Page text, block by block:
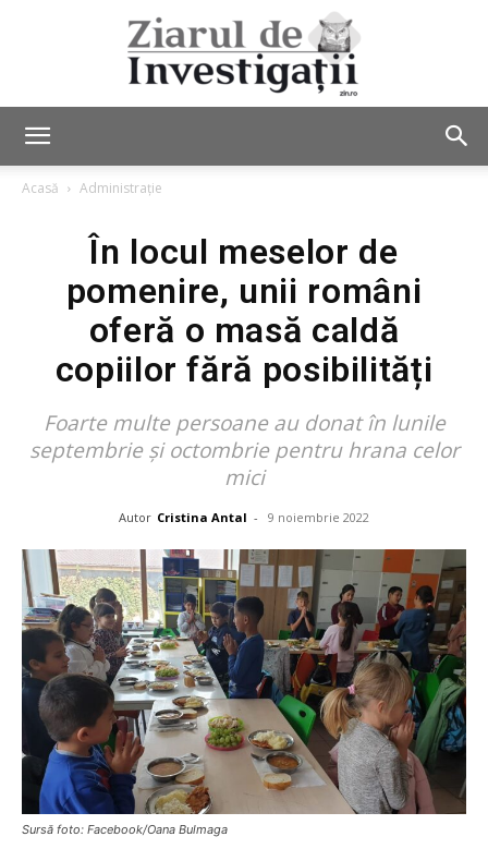
de
Acasă Administrație
În locul meselor de
pomenire, unii români
oferă o masă caldă
copiilor fără posibilități
Foarte multe persoane au donat în lunile
septembrie și octombrie pentru hrana celor
mici
Autor Cristina Antal - 9 noiembrie 2022
Sursă foto: Facebook/Oana Bulmaga